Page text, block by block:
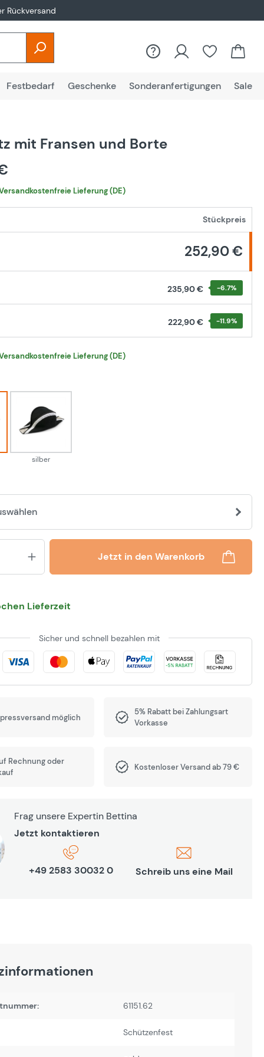
Rückversand
Festbedarf Geschenke Sonderanfertigungen Sale
mit Fransen und Borte
Lieferung (DE)
Stückpreis
252,90 €
235,90 € -6.7%
222,90 € -11.9%
Lieferung (DE)
silber
silber
Produkt Anzahl: Gib den
Jetzt in den Warenkorb
Lieferzeit
Sicher und schnell bezahlen mit
möglich
5% Rabatt bei Zahlungsart
Vorkasse
Rechnung oder
Kostenloser Versand ab 79 €
Frag unsere Expertin Bettina
Jetzt kontaktieren
+49 2583 30032 0 Schreib uns eine Mail
61151.62
Schützenfest